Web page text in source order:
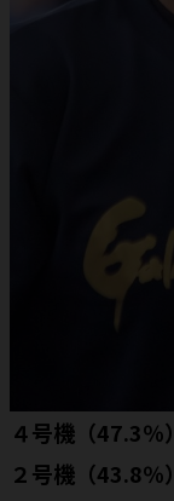
４号機（47.3％
２号機（43.8％